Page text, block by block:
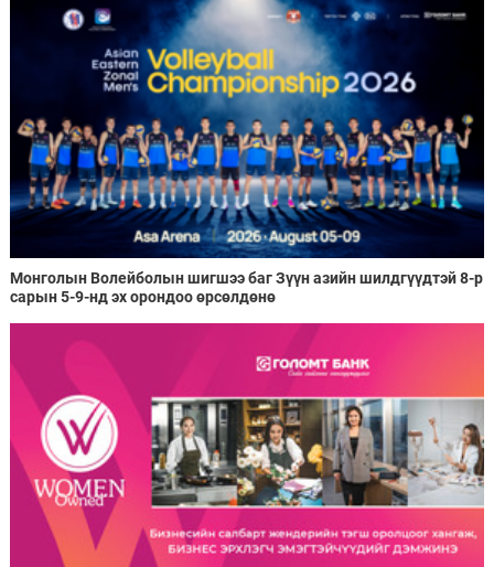
Монголын Волейболын шигшээ баг Зүүн азийн шилдгүүдтэй 8-р
сарын 5-9-нд эх орондоо өрсөлдөнө